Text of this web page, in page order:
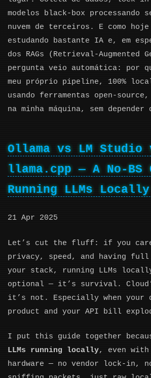
modelos black-box processando
nuvem de terceiros. E como hoje
estudando bastante IA e, em
dos RAGs (Retrieval-Augmented
pergunta veio automática: por
meu próprio pipeline, 100%
usando ferramentas open-
na minha máquina, sem depender
Ollama vs LM Studio
llama.cpp — A No-BS
Running LLMs Locally
21 Apr 2025
Let’s cut the fluff: if you
privacy, speed, and having
your stack, running LLMs
optional — it’s survival.
it’s not. Especially when your
product and your API bill
I put this guide together
LLMs running locally, even
hardware — no vendor lock-in,